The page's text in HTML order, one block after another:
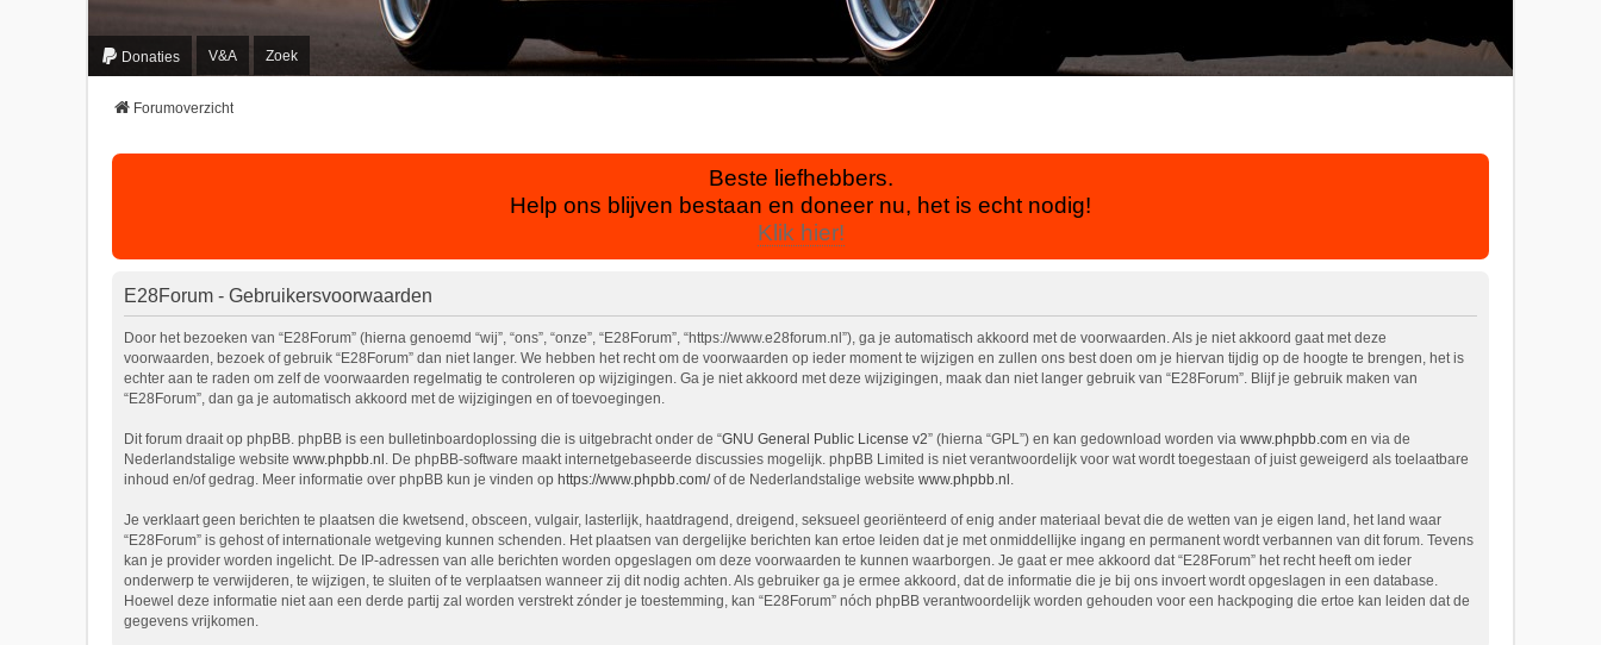
Donaties V&A Zoek
Forumoverzicht
Beste liefhebbers.
Help ons blijven bestaan en doneer nu, het is echt nodig!
Klik hier!
E28Forum - Gebruikersvoorwaarden
Door het bezoeken van “E28Forum” (hierna genoemd “wij”, “ons”, “onze”, “E28Forum”, “https://www.e28forum.nl”), ga je automatisch akkoord met de voorwaarden. Als je niet akkoord gaat met deze
voorwaarden, bezoek of gebruik “E28Forum” dan niet langer. We hebben het recht om de voorwaarden op ieder moment te wijzigen en zullen ons best doen om je hiervan tijdig op de hoogte te brengen, het is
echter aan te raden om zelf de voorwaarden regelmatig te controleren op wijzigingen. Ga je niet akkoord met deze wijzigingen, maak dan niet langer gebruik van “E28Forum”. Blijf je gebruik maken van
“E28Forum”, dan ga je automatisch akkoord met de wijzigingen en of toevoegingen.
Dit forum draait op phpBB. phpBB is een bulletinboardoplossing die is uitgebracht onder de “GNU General Public License v2” (hierna “GPL”) en kan gedownload worden via www.phpbb.com en via de
Nederlandstalige website www.phpbb.nl . De phpBB-software maakt internetgebaseerde discussies mogelijk. phpBB Limited is niet verantwoordelijk voor wat wordt toegestaan of juist geweigerd als toelaatbare
inhoud en/of gedrag. Meer informatie over phpBB kun je vinden op https://www.phpbb.com/of de Nederlandstalige website www.phpbb.nl .
Je verklaart geen berichten te plaatsen die kwetsend, obsceen, vulgair, lasterlijk, haatdragend, dreigend, seksueel georiënteerd of enig ander materiaal bevat die de wetten van je eigen land, het land waar
“E28Forum” is gehost of internationale wetgeving kunnen schenden. Het plaatsen van dergelijke berichten kan ertoe leiden dat je met onmiddellijke ingang en permanent wordt verbannen van dit forum. Tevens
kan je provider worden ingelicht. De IP-adressen van alle berichten worden opgeslagen om deze voorwaarden te kunnen waarborgen. Je gaat er mee akkoord dat “E28Forum” het recht heeft om ieder
onderwerp te verwijderen, te wijzigen, te sluiten of te verplaatsen wanneer zij dit nodig achten. Als gebruiker ga je ermee akkoord, dat de informatie die je bij ons invoert wordt opgeslagen in een database.
Hoewel deze informatie niet aan een derde partij zal worden verstrekt zónder je toestemming, kan “E28Forum” nóch phpBB verantwoordelijk worden gehouden voor een hackpoging die ertoe kan leiden dat de
gegevens vrijkomen.